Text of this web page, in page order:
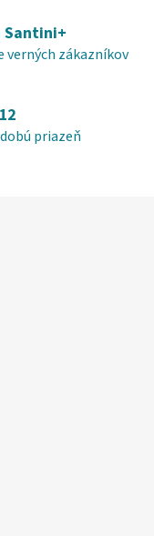
Santini+
verných zákazníkov
priazeň